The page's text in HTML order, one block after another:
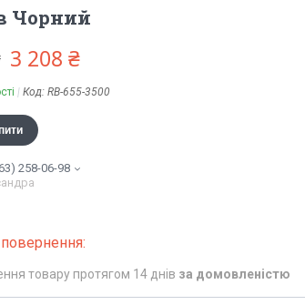
Чорний
3 208 ₴
Код: RB-655-3500
258-06-98
товару протягом 14 днів за домовленістю